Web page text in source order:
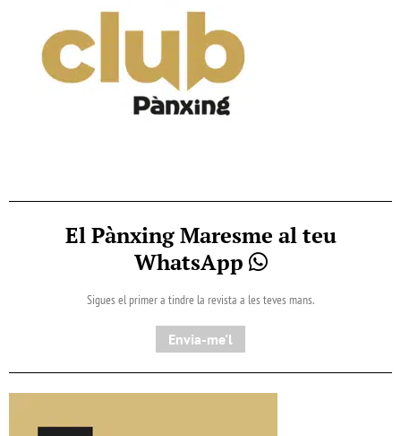
El Pànxing Maresme al teu
WhatsApp
Sigues el primer a tindre la revista a les teves mans.
Envia-me'l